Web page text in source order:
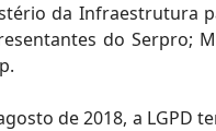
da Infraestrutura
do Serpro;
de 2018, a